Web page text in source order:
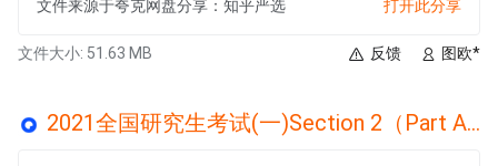
文件来源于夸克网盘分享：知乎严选 打开此分享
文件大小: 51.63 MB 图欧*
反馈
2021全国研究生考试(一)Section 2（Part A）Text 3.mp3